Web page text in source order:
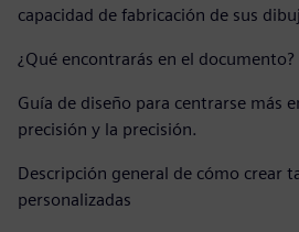
capacidad de fabricación de sus
¿Qué encontrarás en el documento?
Guía de diseño para centrarse más
precisión y la precisión.
Descripción general de cómo crear
personalizadas